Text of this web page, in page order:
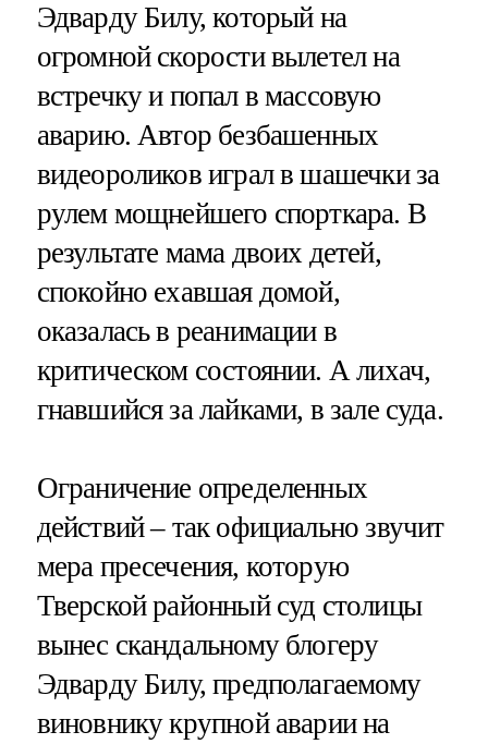
Эдварду Билу, который на
огромной скорости вылетел на
встречку и попал в массовую
аварию. Автор безбашенных
видеороликов играл в шашечки за
рулем мощнейшего спорткара. В
результате мама двоих детей,
спокойно ехавшая домой,
оказалась в реанимации в
критическом состоянии. А лихач,
гнавшийся за лайками, в зале суда.
Ограничение определенных
действий – так официально звучит
мера пресечения, которую
Тверской районный суд столицы
вынес скандальному блогеру
Эдварду Билу, предполагаемому
виновнику крупной аварии на